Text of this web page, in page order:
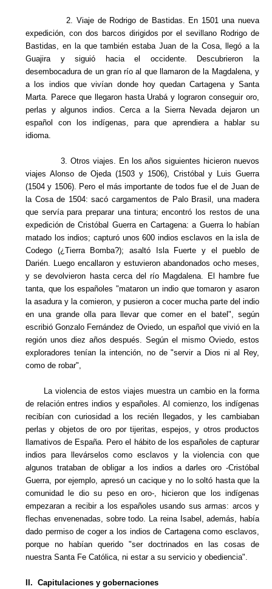
2. Viaje de Rodrigo de Bastidas. En 1501 una nueva
expedición, con dos barcos dirigidos por el sevillano Rodrigo de
Bastidas, en la que también estaba Juan de la Cosa, llegó a la
Guajira y siguió hacia el occidente. Descubrieron la
desembocadura de un gran río al que llamaron de la Magdalena, y
a los indios que vivían donde hoy quedan Cartagena y Santa
Marta. Parece que llegaron hasta Urabá y lograron conseguir oro,
perlas y algunos indios. Cerca a la Sierra Nevada dejaron un
español con los indígenas, para que aprendiera a hablar su
idioma.
3. Otros viajes. En los años siguientes hicieron nuevos
viajes Alonso de Ojeda (1503 y 1506), Cristóbal y Luis Guerra
(1504 y 1506). Pero el más importante de todos fue el de Juan de
la Cosa de 1504: sacó cargamentos de Palo Brasil, una madera
que servía para preparar una tintura; encontró los restos de una
expedición de Cristóbal Guerra en Cartagena: a Guerra lo habían
matado los indios; capturó unos 600 indios esclavos en la isla de
Codego (¿Tierra Bomba?); asaltó Isla Fuerte y el pueblo de
Darién. Luego encallaron y estuvieron abandonados ocho meses,
y se devolvieron hasta cerca del río Magdalena. El hambre fue
tanta, que los españoles "mataron un indio que tomaron y asaron
la asadura y la comieron, y pusieron a cocer mucha parte del indio
en una grande olla para llevar que comer en el batel", según
escribió Gonzalo Fernández de Oviedo, un español que vivió en la
región unos diez años después. Según el mismo Oviedo, estos
exploradores tenían la intención, no de "servir a Dios ni al Rey,
como de robar",
La violencia de estos viajes muestra un cambio en la forma
de relación entres indios y españoles. Al comienzo, los indígenas
recibían con curiosidad a los recién llegados, y les cambiaban
perlas y objetos de oro por tijeritas, espejos, y otros productos
llamativos de España. Pero el hábito de los españoles de capturar
indios para llevárselos como esclavos y la violencia con que
algunos trataban de obligar a los indios a darles oro -Cristóbal
Guerra, por ejemplo, apresó un cacique y no lo soltó hasta que la
comunidad le dio su peso en oro-, hicieron que los indígenas
empezaran a recibir a los españoles usando sus armas: arcos y
flechas envenenadas, sobre todo. La reina Isabel, además, había
dado permiso de coger a los indios de Cartagena como esclavos,
porque no habían querido "ser doctrinados en las cosas de
nuestra Santa Fe Católica, ni estar a su servicio y obediencia".
II. Capitulaciones y gobernaciones